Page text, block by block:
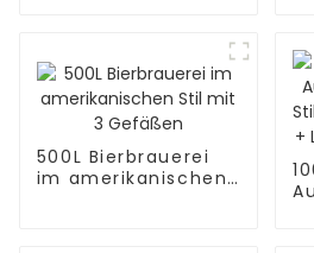
500L Bierbrauerei
im amerikanischen